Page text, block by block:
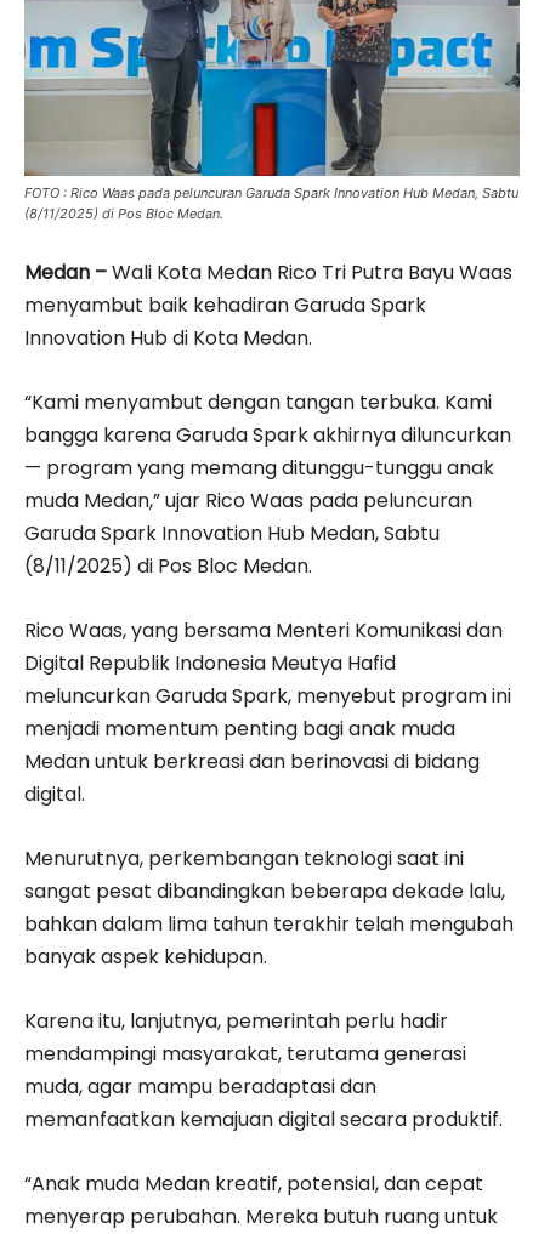
FOTO : Rico Waas pada peluncuran Garuda Spark Innovation Hub Medan, Sabtu
(8/11/2025) di Pos Bloc Medan.
Medan –Wali Kota Medan Rico Tri Putra Bayu Waas
menyambut baik kehadiran Garuda Spark
Innovation Hub di Kota Medan.
“Kami menyambut dengan tangan terbuka. Kami
bangga karena Garuda Spark akhirnya diluncurkan
— program yang memang ditunggu-tunggu anak
muda Medan,” ujar Rico Waas pada peluncuran
Garuda Spark Innovation Hub Medan, Sabtu
(8/11/2025) di Pos Bloc Medan.
Rico Waas, yang bersama Menteri Komunikasi dan
Digital Republik Indonesia Meutya Hafid
meluncurkan Garuda Spark, menyebut program ini
menjadi momentum penting bagi anak muda
Medan untuk berkreasi dan berinovasi di bidang
digital.
Menurutnya, perkembangan teknologi saat ini
sangat pesat dibandingkan beberapa dekade lalu,
bahkan dalam lima tahun terakhir telah mengubah
banyak aspek kehidupan.
Karena itu, lanjutnya, pemerintah perlu hadir
mendampingi masyarakat, terutama generasi
muda, agar mampu beradaptasi dan
memanfaatkan kemajuan digital secara produktif.
“Anak muda Medan kreatif, potensial, dan cepat
menyerap perubahan. Mereka butuh ruang untuk